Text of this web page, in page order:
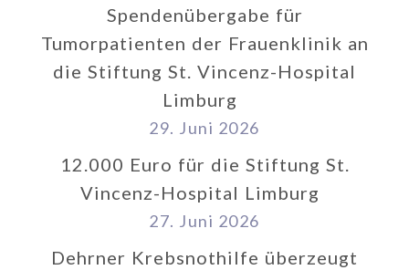
Spendenübergabe für
Tumorpatienten der Frauenklinik an
die Stiftung St. Vincenz-Hospital
Limburg
29. Juni 2026
12.000 Euro für die Stiftung St.
Vincenz-Hospital Limburg
27. Juni 2026
Dehrner Krebsnothilfe überzeugt